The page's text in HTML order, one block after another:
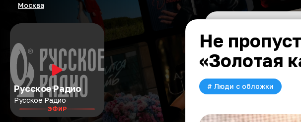
Москва
Русское Радио
Русское Радио
ЭФИР
Не
«Золотая
# Люди с обложки